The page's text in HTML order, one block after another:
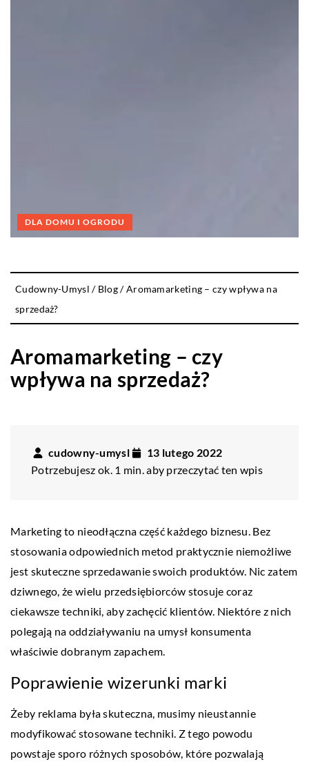
DLA DOMU I OGRODU
Cudowny-Umysl / Blog/Aromamarketing – czy wpływa na
sprzedaż?
Aromamarketing – czy
wpływa na sprzedaż?
cudowny-umysl
13 lutego 2022
Potrzebujesz ok. 1 min. aby przeczytać ten wpis
Marketing to nieodłączna część każdego biznesu. Bez
stosowania odpowiednich metod praktycznie niemożliwe
jest skuteczne sprzedawanie swoich produktów. Nic zatem
dziwnego, że wielu przedsiębiorców stosuje coraz
ciekawsze techniki, aby zachęcić klientów. Niektóre z nich
polegają na oddziaływaniu na umysł konsumenta
właściwie dobranym zapachem.
Poprawienie wizerunki marki
Żeby reklama była skuteczna, musimy nieustannie
modyfikować stosowane techniki. Z tego powodu
powstaje sporo różnych sposobów, które pozwalają